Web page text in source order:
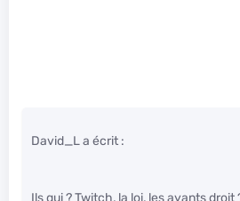
David_L a écrit :